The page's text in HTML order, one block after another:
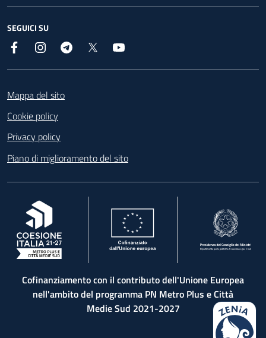
SEGUICI SU
Facebook InstagramTelegram
Mappa del sito
Cookie policy
Privacy policy
Piano di miglioramento del sito
, apre in una nuova scheda
Cofinanziamento con il contributo dell'Unione Europea
nell'ambito del programma PN Metro Plus e Città
Medie Sud 2021-2027